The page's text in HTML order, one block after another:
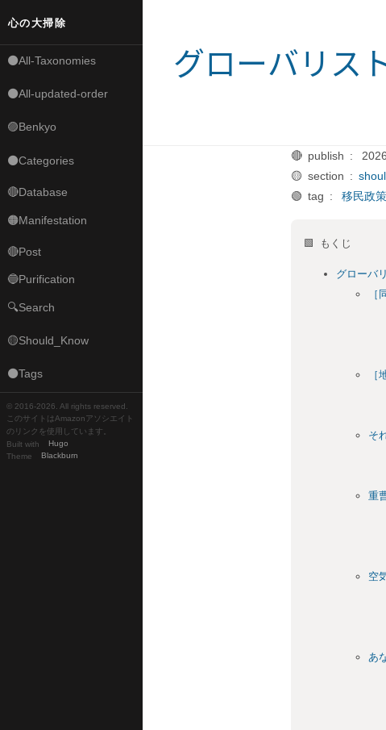
心の大掃除
⚫All-Taxonomies
⚫All-updated-order
🟣Benkyo
⚫Categories
🔴Database
🟠Manifestation
🔴Post
🔵Purification
🔍Search
🟡Should_Know
⚫Tags
© 2016-2026. All rights reserved.
このサイトはAmazonアソシエイト
のリンクを使用しています。
Built with
Hugo
Theme
Blackburn
グローバリス
🔴 publish :
🟡 section :
🟢 tag :
移民政策
🟩 もくじ
グローバ
［
［
そ
重
空
あ